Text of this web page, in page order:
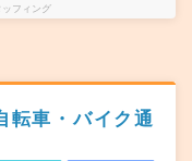
フィング
車・バイク通